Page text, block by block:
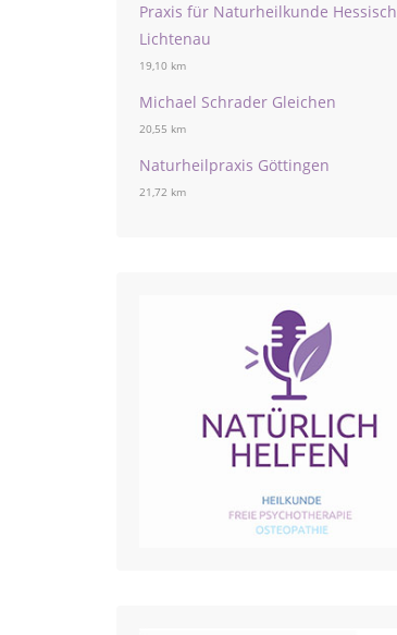
Praxis für Naturheilkunde Hessisch
Lichtenau
19,10 km
Michael Schrader Gleichen
20,55 km
Naturheilpraxis Göttingen
21,72 km